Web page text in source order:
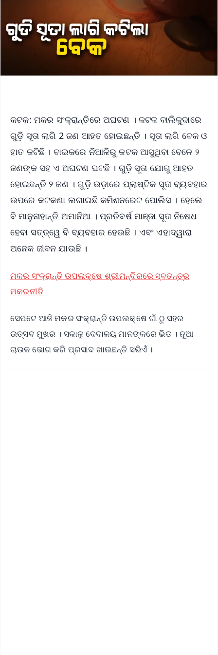
କଟକ: ମକର ସଂକ୍ରାନ୍ତିରେ ଅଘଟଣ । କଟକ ବାଲିକୁଦାରେ
ଗୁଡ଼ି ସୂତା ଲାଗି 2 ଜଣ ଆହତ ହୋଇଛନ୍ତି । ସୂତା ଲାଗି ବେକ ଓ
ହାତ କଟିଛି । ବାଇକରେ ନିଆଳିରୁ କଟକ ଆସୁଥିବା ବେଳେ ୨
ଜଣଙ୍କ ସହ ଏ ଅଘଟଣ ଘଟଛି । ଗୁଡ଼ି ସୂତା ଯୋଗୁ ଆହତ
ହୋଇଛନ୍ତି ୨ ଜଣ । ଗୁଡ଼ି ଉଡ଼ାରେ ପ୍ଲାଷ୍ଟିକ ସୂତା ବ୍ୟବହାର
ଉପରେ କଟକଣା ଲଗାଇଛି କମିଶନରେଟ ପୋଲିସ । ହେଲେ
ବି ମାନୁନାହାନ୍ତି ଅମାନିଆ । ପ୍ରତିବର୍ଷ ମାଞ୍ଜା ସୂତା ନିଷେଧ
ହେବା ସତ୍ତ୍ୱେ ବି ବ୍ୟବହାର ହେଉଛି । ଏବଂ ଏହାଦ୍ୱାରା
ଅନେକ ଜୀବନ ଯାଉଛି ।
ମକର ସଂକ୍ରାନ୍ତି ଉପଲକ୍ଷେ ଶ୍ରୀମନ୍ଦିରରେ ସ୍ବତନ୍ତ୍ର
ମକରନୀତି
ସେପଟେ ଆଜି ମକର ସଂକ୍ରାନ୍ତି ଉପଲକ୍ଷେ ଗାଁ ଠୁ ସହର
ଉତ୍ସବ ମୁଖର । ସକାଳୁ ଦେବାଳୟ ମାନଙ୍କରେ ଭିଡ । ନୂଆ
ଚାଉଳ ଭୋଗ କରି ପ୍ରସାଦ ଖାଉଛନ୍ତି ସଭିଏଁ ।